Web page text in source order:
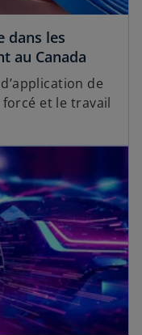
dans les
au Canada
de
et le travail